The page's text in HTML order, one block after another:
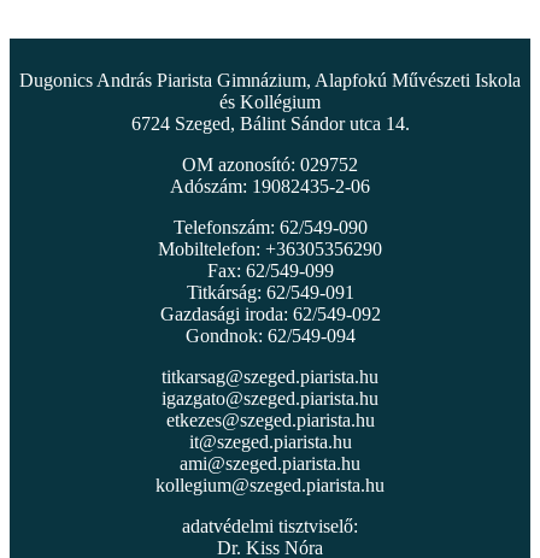
Dugonics András Piarista Gimnázium, Alapfokú Művészeti Iskola
és Kollégium
6724 Szeged, Bálint Sándor utca 14.
OM azonosító: 029752
Adószám: 19082435-2-06
Telefonszám: 62/549-090
Mobiltelefon: +36305356290
Fax: 62/549-099
Titkárság: 62/549-091
Gazdasági iroda: 62/549-092
Gondnok: 62/549-094
titkarsag@szeged.piarista.hu
igazgato@szeged.piarista.hu
etkezes@szeged.piarista.hu
it@szeged.piarista.hu
ami@szeged.piarista.hu
kollegium@szeged.piarista.hu
adatvédelmi tisztviselő:
Dr. Kiss Nóra